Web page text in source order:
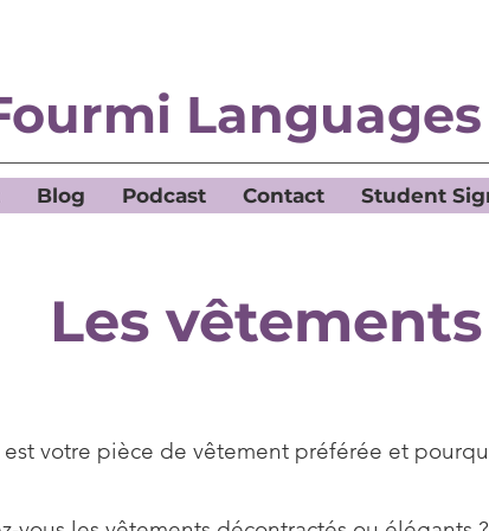
Languages
Blog Podcast Contact Student
Les vêtements
votre pièce de vêtement préférée et